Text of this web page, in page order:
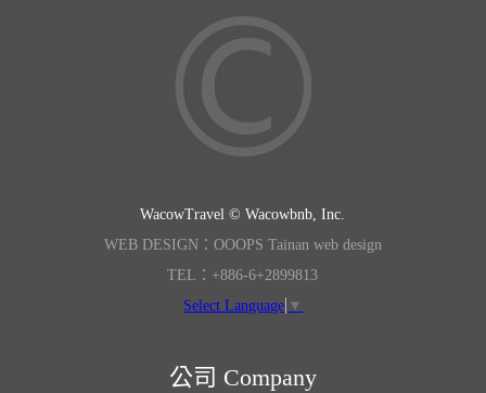
WacowTravel © Wacowbnb, Inc.
WEB DESIGN：OOOPS Tainan web design
TEL：+886-6+2899813
Select Language ▼
公司 Company